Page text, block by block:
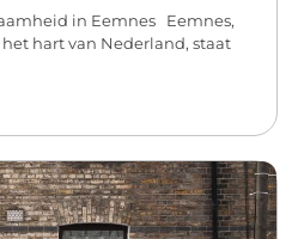
in Eemnes Eemnes,
hart van Nederland, staat